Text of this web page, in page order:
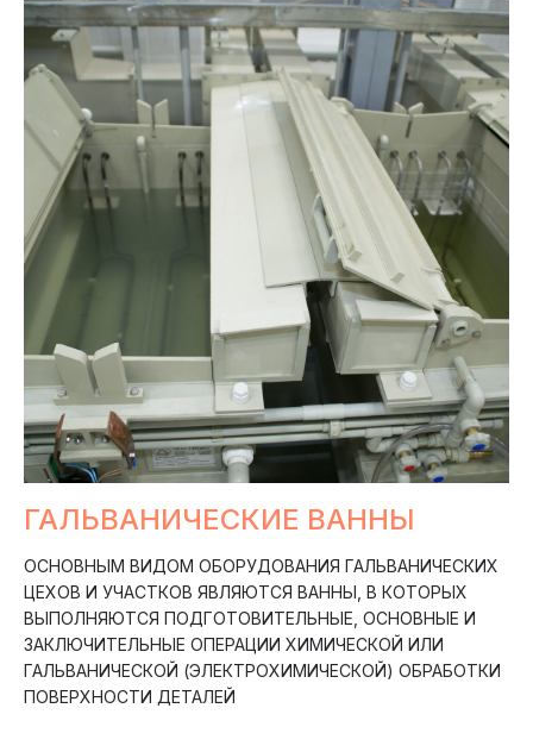
ГАЛЬВАНИЧЕСКИЕ ВАННЫ
ОСНОВНЫМ ВИДОМ ОБОРУДОВАНИЯ ГАЛЬВАНИЧЕСКИХ
ЦЕХОВ И УЧАСТКОВ ЯВЛЯЮТСЯ ВАННЫ, В КОТОРЫХ
ВЫПОЛНЯЮТСЯ ПОДГОТОВИТЕЛЬНЫЕ, ОСНОВНЫЕ И
ЗАКЛЮЧИТЕЛЬНЫЕ ОПЕРАЦИИ ХИМИЧЕСКОЙ ИЛИ
ГАЛЬВАНИЧЕСКОЙ (ЭЛЕКТРОХИМИЧЕСКОЙ) ОБРАБОТКИ
ПОВЕРХНОСТИ ДЕТАЛЕЙ